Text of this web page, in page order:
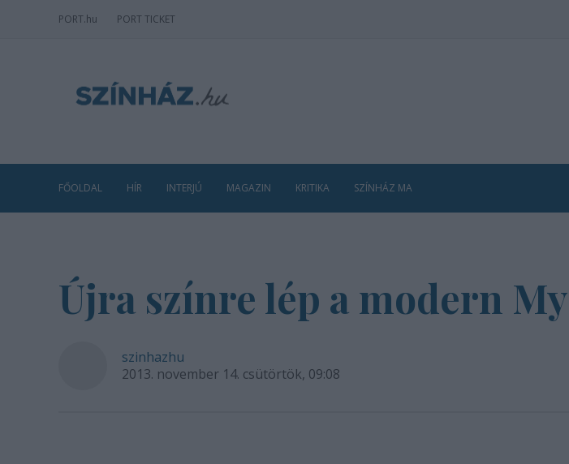
PORT.hu PORT TICKET
FŐOLDAL HÍR INTERJÚ MAGAZIN KRITIKA SZÍNHÁZ MA
Újra színre lép a modern
szinhazhu
2013. november 14. csütörtök, 09:08